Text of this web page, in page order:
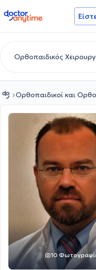
doctoranytime
Ορθοπαιδικοί και
10